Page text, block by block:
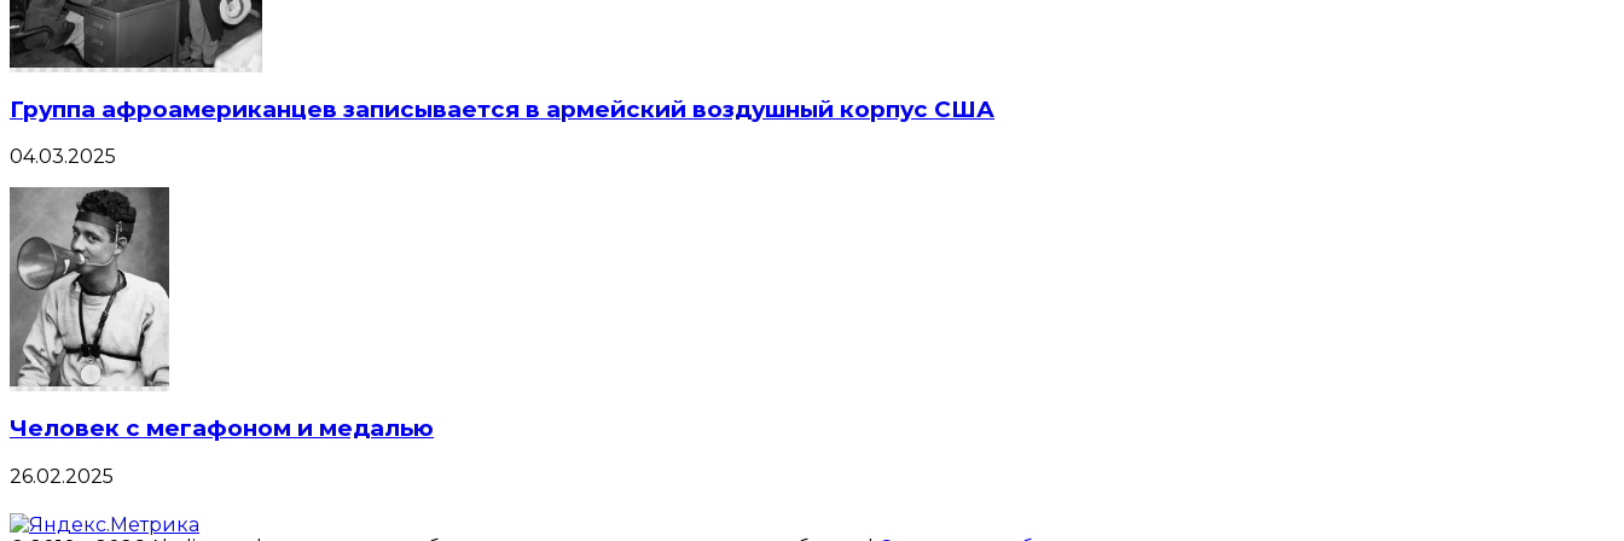
Группа афроамериканцев записывается в армейский воздушный корпус США
04.03.2025
Человек с мегафоном и медалью
26.02.2025